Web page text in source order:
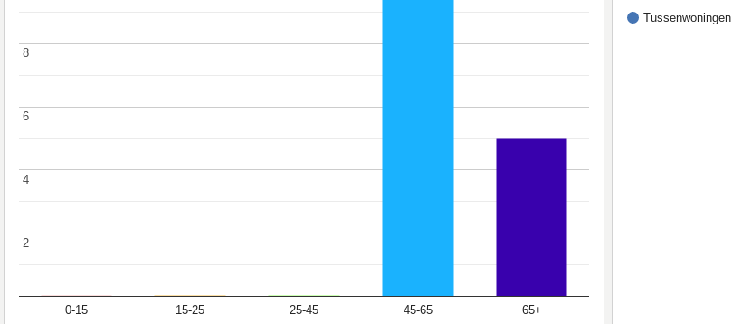
0-15 15-25 25-45 45-65 65+
2
2
4
4
6
6
8
8
Tussenwoningen